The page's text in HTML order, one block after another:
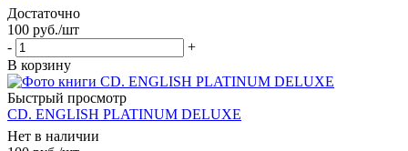
Достаточно
100 руб./шт
-
+
В корзину
Быстрый просмотр
CD. ENGLISH PLATINUM DELUXE
Нет в наличии